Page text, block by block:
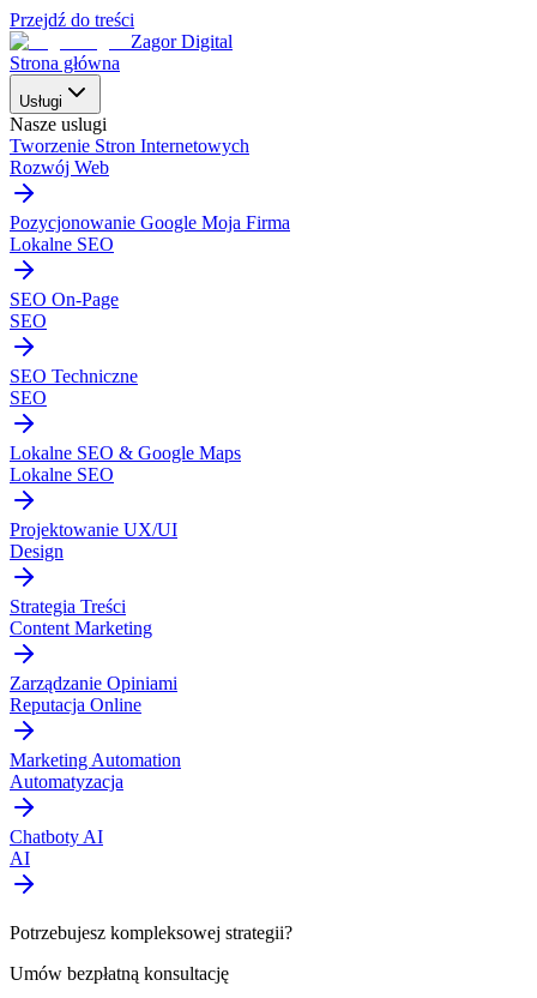
Przejdź do treści
Zagor Digital
Strona główna
Usługi
Nasze uslugi
Tworzenie Stron Internetowych
Rozwój Web
Pozycjonowanie Google Moja Firma
Lokalne SEO
SEO On-Page
SEO
SEO Techniczne
SEO
Lokalne SEO & Google Maps
Lokalne SEO
Projektowanie UX/UI
Design
Strategia Treści
Content Marketing
Zarządzanie Opiniami
Reputacja Online
Marketing Automation
Automatyzacja
Chatboty AI
AI
Potrzebujesz kompleksowej strategii?
Umów bezpłatną konsultację